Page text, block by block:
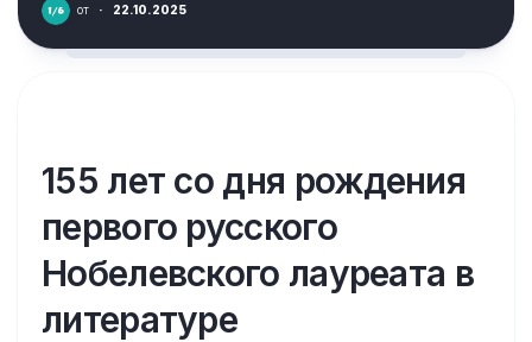
от · 22.10.2025
155 лет со дня рождения
первого русского
Нобелевского лауреата в
литературе